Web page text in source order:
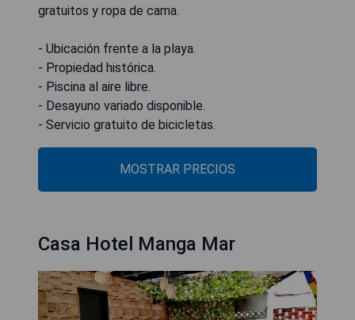
gratuitos y ropa de cama.
- Ubicación frente a la playa.
- Propiedad histórica.
- Piscina al aire libre.
- Desayuno variado disponible.
- Servicio gratuito de bicicletas.
MOSTRAR PRECIOS
Casa Hotel Manga Mar